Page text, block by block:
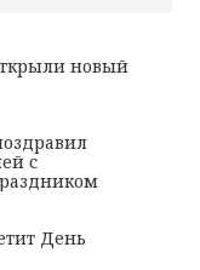
новый
с
День